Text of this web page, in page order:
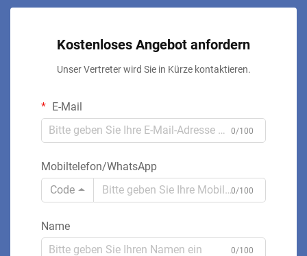
Kostenloses Angebot anfordern
Unser Vertreter wird Sie in Kürze kontaktieren.
E-Mail
0/100
Mobiltelefon/WhatsApp
Code
0/100
Name
0/100